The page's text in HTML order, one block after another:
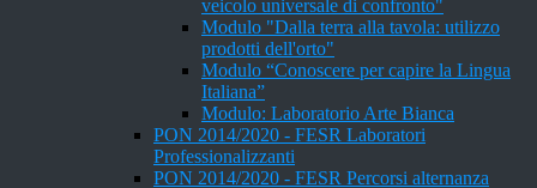
veicolo universale di confronto"
Modulo "Dalla terra alla tavola: utilizzo
prodotti dell'orto"
Modulo “Conoscere per capire la Lingua
Italiana”
Modulo: Laboratorio Arte Bianca
PON 2014/2020 - FESR Laboratori
Professionalizzanti
PON 2014/2020 - FESR Percorsi alternanza